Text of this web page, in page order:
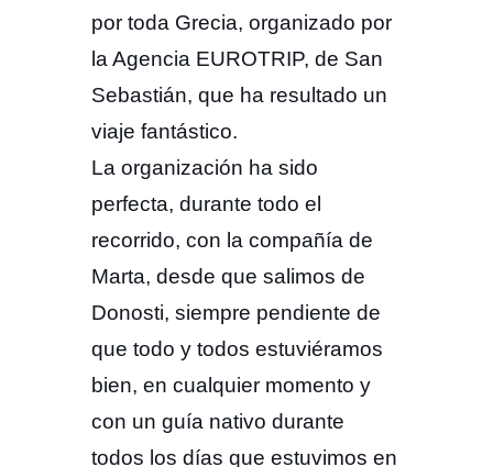
por toda Grecia, organizado por
la Agencia EUROTRIP, de San
Sebastián, que ha resultado un
viaje fantástico.
La organización ha sido
perfecta, durante todo el
recorrido, con la compañía de
Marta, desde que salimos de
Donosti, siempre pendiente de
que todo y todos estuviéramos
bien, en cualquier momento y
con un guía nativo durante
todos los días que estuvimos en